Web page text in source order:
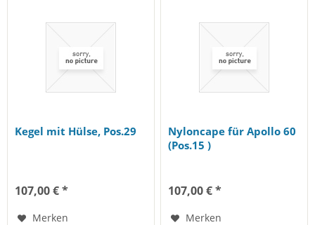
Kegel mit Hülse, Pos.29
107,00 € *
Merken
Nyloncape für Apollo 60
(Pos.15 )
107,00 € *
Merken